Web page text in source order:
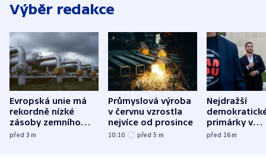
Výběr redakce
Evropská unie má
rekordně nízké
zásoby zemního
plynu
před 3m
Průmyslová výroba
v červnu vzrostla
nejvíce od prosince
10:10 před 5 m
Nejdražší
primárky v
Michiganu
před 16m